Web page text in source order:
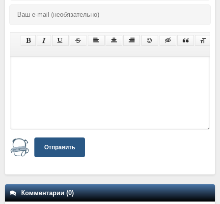
Отправить
Комментарии (0)